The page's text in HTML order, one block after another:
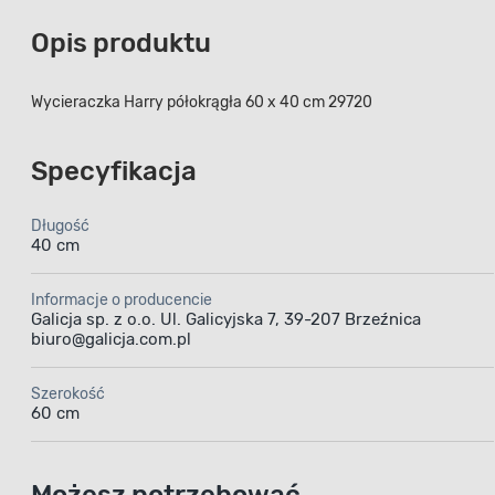
Opis produktu
Wycieraczka Harry półokrągła 60 x 40 cm 29720
Specyfikacja
Długość
40 cm
Informacje o producencie
Galicja sp. z o.o. Ul. Galicyjska 7, 39-207 Brzeźnica
biuro@galicja.com.pl
Szerokość
60 cm